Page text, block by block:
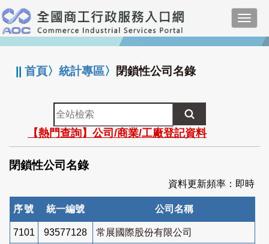
跳
到
主
要
:::
||首頁〉統計專區〉 閉鎖性公司名錄
全
站
檢
索
【熱門查詢】公司/商業/工廠登記資料
閉鎖性公司名錄
資料更新頻率：即時
序號 統一編號 公司名稱
7101 93577128 常展國際股份有限公司